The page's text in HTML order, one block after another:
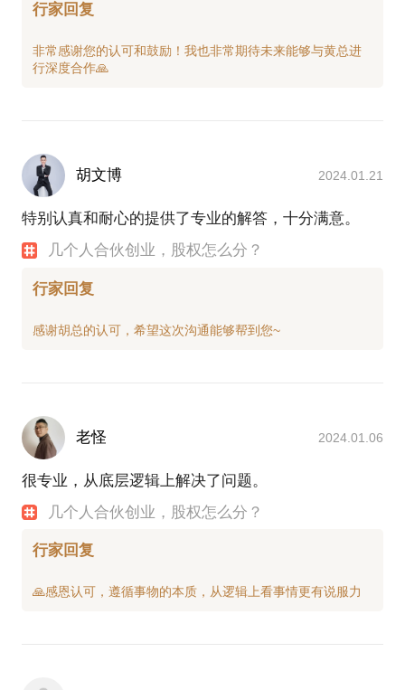
行家回复
非常感谢您的认可和鼓励！我也非常期待未来能够与黄总进
胡文博 2024.01.21
特别认真和耐心的提供了专业的解答，十分满意。
几个人合伙创业，股权怎么分？
行家回复
老怪 2024.01.06
很专业，从底层逻辑上解决了问题。
几个人合伙创业，股权怎么分？
行家回复